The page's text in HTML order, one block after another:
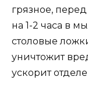
грязное,
на 1-2 часа в
столовые
уничтожит
ускорит